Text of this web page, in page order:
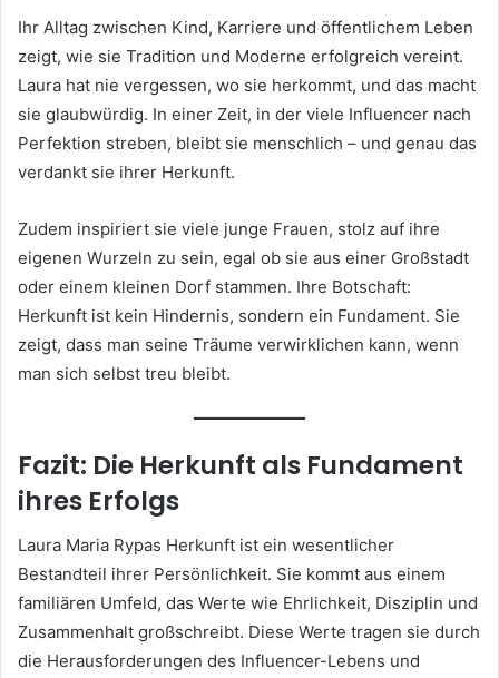
Ihr Alltag zwischen Kind, Karriere und öffentlichem Leben
zeigt, wie sie Tradition und Moderne erfolgreich vereint.
Laura hat nie vergessen, wo sie herkommt, und das macht
sie glaubwürdig. In einer Zeit, in der viele Influencer nach
Perfektion streben, bleibt sie menschlich – und genau das
verdankt sie ihrer Herkunft.
Zudem inspiriert sie viele junge Frauen, stolz auf ihre
eigenen Wurzeln zu sein, egal ob sie aus einer Großstadt
oder einem kleinen Dorf stammen. Ihre Botschaft:
Herkunft ist kein Hindernis, sondern ein Fundament. Sie
zeigt, dass man seine Träume verwirklichen kann, wenn
man sich selbst treu bleibt.
Fazit: Die Herkunft als Fundament
ihres Erfolgs
Laura Maria Rypas Herkunft ist ein wesentlicher
Bestandteil ihrer Persönlichkeit. Sie kommt aus einem
familiären Umfeld, das Werte wie Ehrlichkeit, Disziplin und
Zusammenhalt großschreibt. Diese Werte tragen sie durch
die Herausforderungen des Influencer-Lebens und